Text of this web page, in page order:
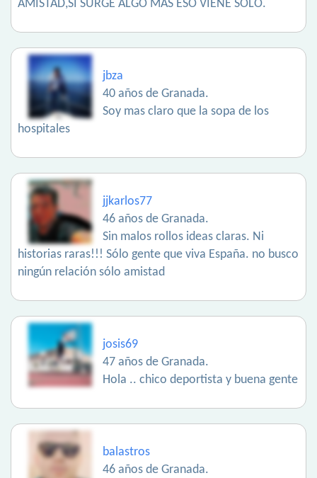
AMISTAD,SI SURGE ALGO MAS ESO VIENE SOLO.
jbza
40 años de Granada.
Soy mas claro que la sopa de los
hospitales
jjkarlos77
46 años de Granada.
Sin malos rollos ideas claras. Ni
historias raras!!! Sólo gente que viva España. no busco
ningún relación sólo amistad
josis69
47 años de Granada.
Hola .. chico deportista y buena gente
balastros
46 años de Granada.